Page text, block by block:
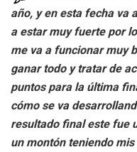
año, y en esta fecha va
a estar muy fuerte por
me va a funcionar muy
ganar todo y tratar de
puntos para la última
cómo se va
resultado final este fue
un montón teniendo